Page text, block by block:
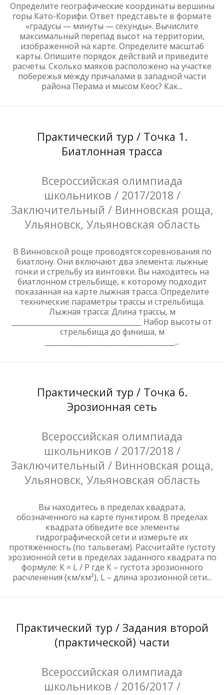
Определите географические координаты вершины
горы Като-Корифи. Ответ представьте в формате
«градусы — минуты — секунды». Вычислите
максимальный перепад высот на территории,
изображенной на карте. Определите масштаб
карты. Опишите порядок действий и приведите
расчеты. Сколько маяков расположено на участке
побережья между причалами в западной части
района Перама и мысом Кеос? Как...
Практический тур / Точка 1.
Биатлонная трасса
Всероссийская олимпиада
школьников / 2017/2018 /
Заключительный / Винновская роща,
Ульяновск, Ульяновская область
В Винновской роще проводятся соревнования по
биатлону. Они включают два элемента: лыжные
гонки и стрельбу из винтовки. Вы находитесь на
биатлонном стрельбище, к которому подходит
показанная на карте лыжная трасса. Определите
технические параметры трассы и стрельбища.
Лыжная трасса: Длина трассы, м
_____________________________________ Набор высоты от
стрельбища до финиша, м
_____________________________________...
Практический тур / Точка 6.
Эрозионная сеть
Всероссийская олимпиада
школьников / 2017/2018 /
Заключительный / Винновская роща,
Ульяновск, Ульяновская область
Вы находитесь в пределах квадрата,
обозначенного на карте пунктиром. В пределах
квадрата обведите все элементы
гидрографической сети и измерьте их
протяжённость (по тальвегам). Рассчитайте густоту
эрозионной сети в пределах заданного квадрата по
формуле: К = L / P где К – густота эрозионного
расчленения (км/км²), L – длина эрозионной сети...
Практический тур / Задания второй
(практической) части
Всероссийская олимпиада
школьников / 2016/2017 /